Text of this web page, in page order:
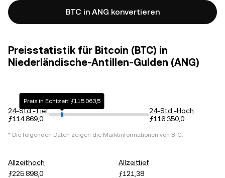
BTC in ANG konvertieren
Preisstatistik für Bitcoin (BTC) in
Niederländische-Antillen-Gulden (ANG)
24-Std.-Tief
ƒ114.869,0
Preis in Echtzeit: ƒ115.063,5
24-Std.-Hoch
ƒ116.350,0
* Die folgenden Daten zeigen die Marktinformationen von BTC.
Allzeithoch
ƒ225.898,0
Allzeittief
ƒ121,38